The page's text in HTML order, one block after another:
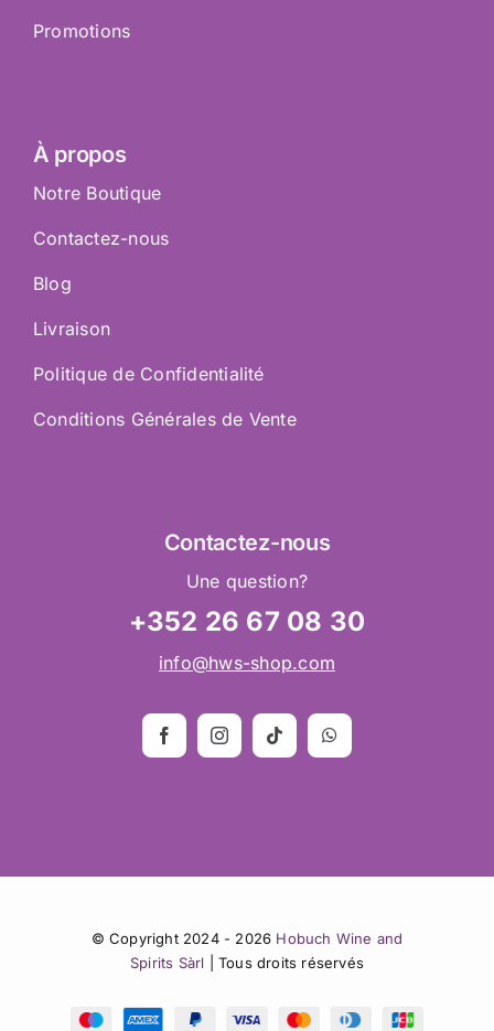
Promotions
À propos
Notre Boutique
Contactez-nous
Blog
Livraison
Politique de Confidentialité
Conditions Générales de Vente
Contactez-nous
Une question?
+352 26 67 08 30
info@hws-shop.com
© Copyright 2024 - 2026 Hobuch Wine and
Spirits Sàrl | Tous droits réservés